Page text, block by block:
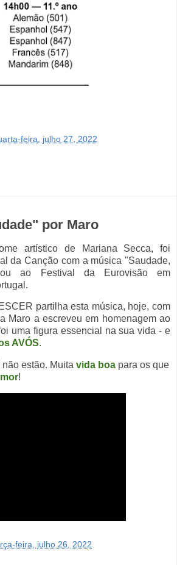
feira, julho 27, 2022
por Maro
artístico de Mariana Secca, foi
da Canção com a música "Saudade,
ao Festival da Eurovisão em
partilha esta música, hoje, com
Maro a escreveu em homenagem ao
uma figura essencial na sua vida - e
AVÓS.
estão. Muita vida boa para os que
!
feira, julho 26, 2022